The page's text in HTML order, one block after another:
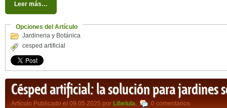
Leer más…
Opciones del Artículo
Jardineria y Botánica
cesped artificial
Césped artificial: la solución para jardines
Artículo Publicado el 09.05.2025 por Libelula, 0 comentarios